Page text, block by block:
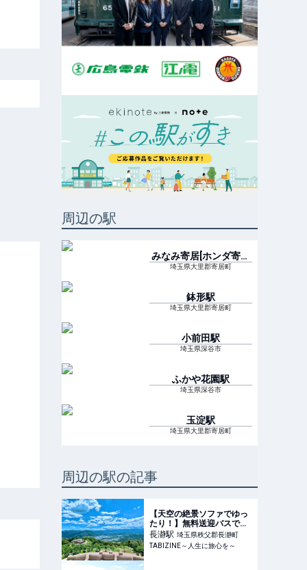
周辺の駅
みなみ寄居[ホンダ寄居
前]駅
埼玉県大里郡寄居町
鉢形駅
埼玉県大里郡寄居町
小前田駅
埼玉県深谷市
ふかや花園駅
埼玉県深谷市
玉淀駅
埼玉県大里郡寄居町
周辺の駅の記事
【天空の絶景ソファでゆっ
たり！】無料送迎バスで行
く！秩父の山々を望むテラ
長瀞駅 埼玉県秩父郡長瀞町
TABIZINE～人生に旅心を～